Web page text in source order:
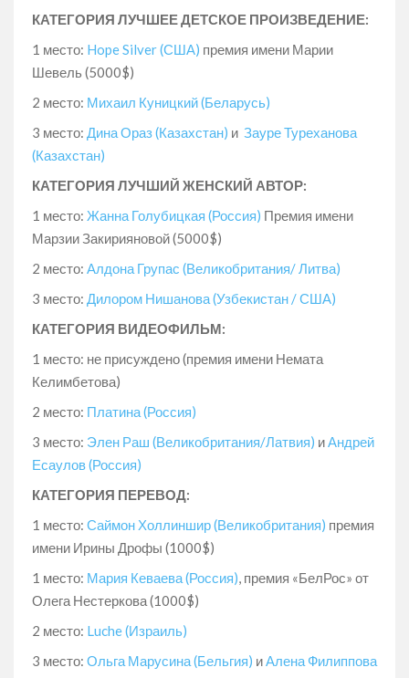
КАТЕГОРИЯ ЛУЧШЕЕ ДЕТСКОЕ ПРОИЗВЕДЕНИЕ:
1 место: Hope Silver (США) премия имени Марии
Шевель (5000$)
2 место: Михаил Куницкий (Беларусь)
3 место: Дина Ораз (Казахстан) и Зауре Туреханова
(Казахстан)
КАТЕГОРИЯ ЛУЧШИЙ ЖЕНСКИЙ АВТОР:
1 место: Жанна Голубицкая (Россия) Премия имени
Марзии Закирияновой (5000$)
2 место: Алдона Групас (Великобритания/ Литва)
3 место: Дилором Нишанова (Узбекистан / США)
КАТЕГОРИЯ ВИДЕОФИЛЬМ:
1 место: не присуждено (премия имени Немата
Келимбетова)
2 место: Платина (Россия)
3 место: Элен Раш (Великобритания/Латвия) иАндрей
Есаулов (Россия)
КАТЕГОРИЯ ПЕРЕВОД:
1 место: Саймон Холлиншир (Великобритания) премия
имени Ирины Дрофы (1000$)
1 место: Мария Кеваева (Россия), премия «БелРос» от
Олега Нестеркова (1000$)
2 место: Luche (Израиль)
3 место: Ольга Марусина (Бельгия) иАлена Филиппова